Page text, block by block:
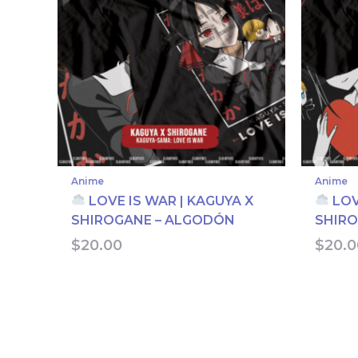
Anime
LOVE IS WAR | KAGUYA X
SHIROGANE – ALGODÓN
$20.00
Anime
$